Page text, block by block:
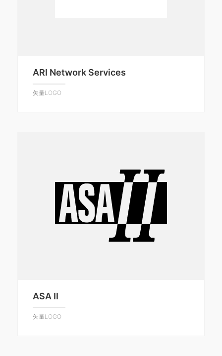
ARI Network Services
矢量LOGO
ASA II
矢量LOGO